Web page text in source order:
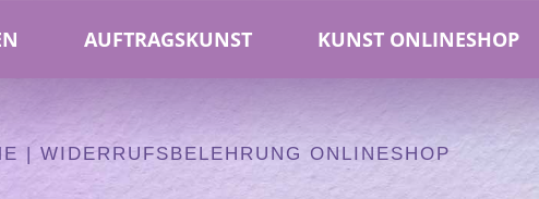
AUFTRAGSKUNST KUNST ONLINESHOP
WIDERRUFSBELEHRUNG ONLINESHOP